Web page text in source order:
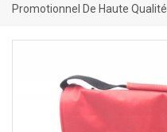
Promotionnel De Haute Qualité